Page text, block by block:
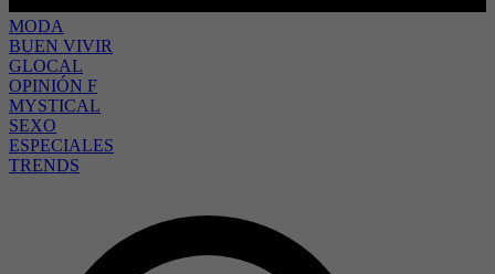
MODA
BUEN VIVIR
GLOCAL
OPINIÓN F
MYSTICAL
SEXO
ESPECIALES
TRENDS